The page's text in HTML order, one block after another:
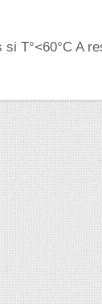
T°<60°C A